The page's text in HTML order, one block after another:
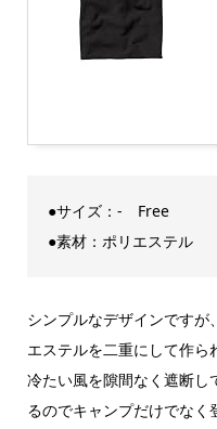
●サイズ：- Free
●素材：ポリエステル
シンプルなデザインですが
エステルを二重にして作ら
冷たい風を隙間なく遮断し
るのでキャンプだけでなく